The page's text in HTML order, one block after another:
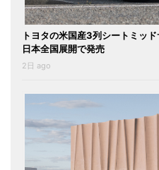
トヨタの米国産3列シートミッ
日本全国展開で発売
2日 ago